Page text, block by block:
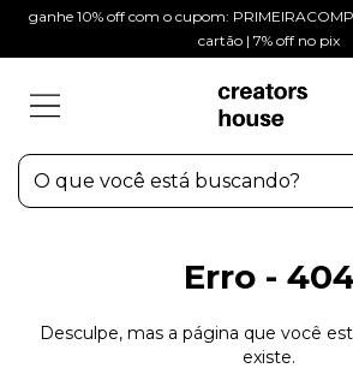
ganhe 10% off com o cupom:
cartão | 7% off no pix
Erro -
Desculpe, mas a página que você
existe.